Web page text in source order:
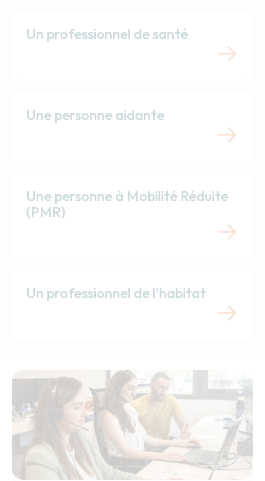
Un professionnel de santé
Une personne aidante
Une personne à Mobilité Réduite
(PMR)
Un professionnel de l'habitat